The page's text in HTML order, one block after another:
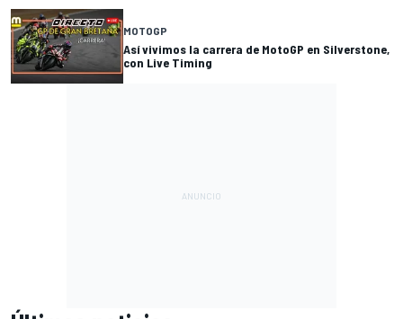
MOTOGP
Así vivimos la carrera de MotoGP en Silverstone,
con Live Timing